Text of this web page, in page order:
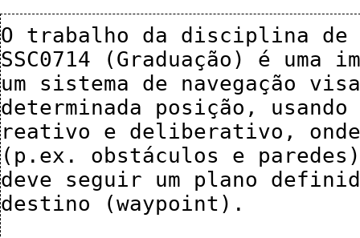
O trabalho da disciplina de
SSC0714 (Graduação) é uma
um sistema de navegação
determinada posição, usando
reativo e deliberativo,
(p.ex. obstáculos e
deve seguir um plano
destino (waypoint).